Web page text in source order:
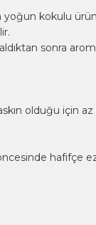
yoğun kokulu
sonra
olduğu için
hafifçe